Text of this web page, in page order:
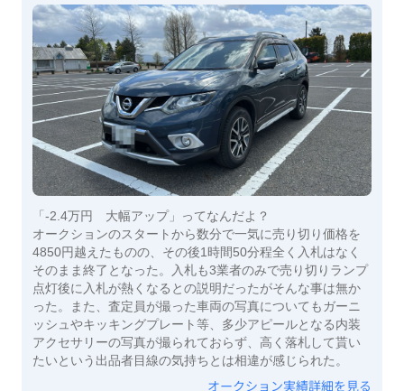
「-2.4万円 大幅アップ」ってなんだよ？
オークションのスタートから数分で一気に売り切り価格を
4850円越えたものの、その後1時間50分程全く入札はなく
そのまま終了となった。入札も3業者のみで売り切りランプ
点灯後に入札が熱くなるとの説明だったがそんな事は無か
った。また、査定員が撮った車両の写真についてもガーニ
ッシュやキッキングプレート等、多少アピールとなる内装
アクセサリーの写真が撮られておらず、高く落札して貰い
たいという出品者目線の気持ちとは相違が感じられた。
オークション実績詳細を見る